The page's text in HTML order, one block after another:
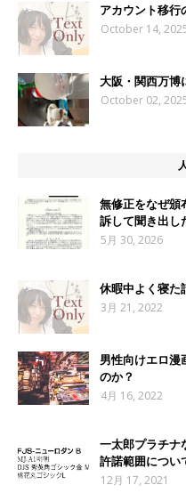
アカウント移行
October 14,
大阪・関西万博
October 02,
無修正をなぜ頒
訴して聞き出し
5月 30, 2026
休暇中よく寝た
3月 21, 2022
男性向けエロ漫
のか？
4月 16, 2022
一太郎プラチナ
許諾範囲につい
12月 17, 2021